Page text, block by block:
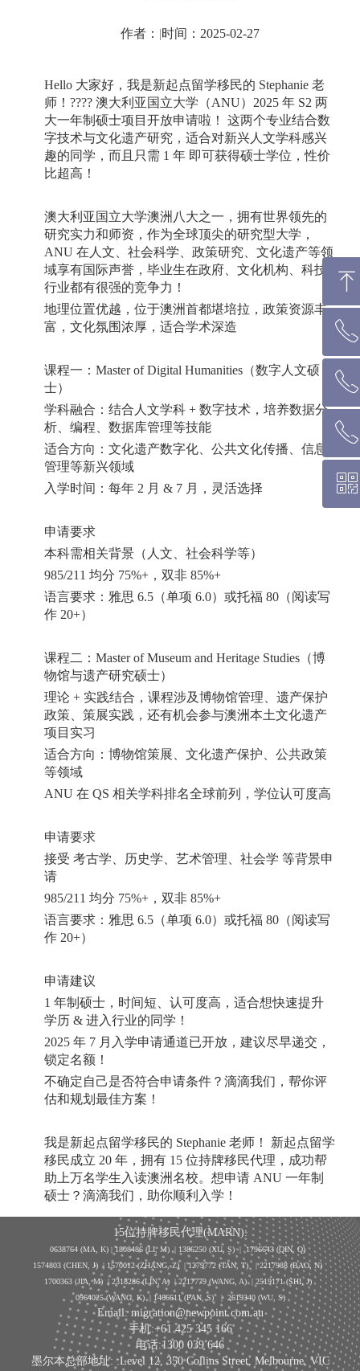
作者： |时间：2025-02-27
Hello 大家好，我是新起点留学移民的 Stephanie 老
师！ ???? 澳大利亚国立大学（ANU） 2025 年 S2 两
大一年制硕士项目开放申请啦！
这两个专业结合数
字技术与文化遗产研究，适合对新兴人文学科感兴
趣的同学，而且只需 1 年 即可获得硕士学位，性价
比超高！
澳大利亚国立大学澳洲八大之一，拥有世界领先的
研究实力和师资，作为全球顶尖的研究型大学，
ANU 在人文、社会科学、政策研究、文化遗产等领
域享有国际声誉，毕业生在政府、文化机构、科技
行业都有很强的竞争力！
地理位置优越，位于澳洲首都堪培拉，政策资源丰
富，文化氛围浓厚，适合学术深造
课程一： Master of Digital Humanities （数字人文硕
士）
学科融合：结合人文学科 + 数字技术，培养数据分
析、编程、数据库管理等技能
适合方向：文化遗产数字化、公共文化传播、信息
管理等新兴领域
入学时间：每年 2 月 & 7 月，灵活选择
申请要求
本科需相关背景（人文、社会科学等）
985/211 均分 75%+ ，双非 85%+
语言要求：雅思 6.5 （单项 6.0）或托福 80 （阅读写
作 20+）
课程二： Master of Museum and Heritage Studies （博
物馆与遗产研究硕士）
理论 + 实践结合，课程涉及博物馆管理、遗产保护
政策、策展实践，还有机会参与澳洲本土文化遗产
项目实习
适合方向：博物馆策展、文化遗产保护、公共政策
等领域
ANU 在 QS 相关学科排名全球前列，学位认可度高
申请要求
接受 考古学、历史学、艺术管理、社会学 等背景申
请
985/211 均分 75%+ ，双非 85%+
语言要求：雅思 6.5 （单项 6.0）或托福 80 （阅读写
作 20+）
申请建议
1 年制硕士，时间短、认可度高，适合想快速提升
学历 & 进入行业的同学！
2025 年 7 月入学申请通道已开放，建议尽早递交，
锁定名额！
不确定自己是否符合申请条件？滴滴我们，帮你评
估和规划最佳方案！
​我是新起点留学移民的 Stephanie 老师！
新起点留学
移民成立 20 年，拥有 15 位持牌移民代理，成功帮
助上万名学生入读澳洲名校。想申请 ANU 一年制
硕士？滴滴我们，助你顺利入学！
15位持牌移民代理(MARN):
0638764 (MA, K) |1808486 (LI, M) | 1386250 (XU, S)| 1796643 (QIN, Q)
1574803 (CHEN, J) | 1570012 (ZHANG, Z) | 1279772 (TAN, T) | 2217988 (BAO, N)
1700363 (JIA, M) | 2318286 (LIN, A) | 2217779 (WANG, A) | 2519171 (SHI, J)
0964025 (WANG, K) | 1466611 (PAN, S)| 2619340 (WU, S)
Email: migration@newpoint.com.au
手机:+61 425 345 166
电话:1300 039 646
墨尔本总部地址: :Level 12, 350 Collins Street, Melbourne, VIC
ꁸ
回到顶部
ꂅ
墨尔本热线 1300 039 646
ꂅ
悉 尼 热线 02 9282 9836
ꂅ
布里斯班热线 0426 456 158
ꀥ